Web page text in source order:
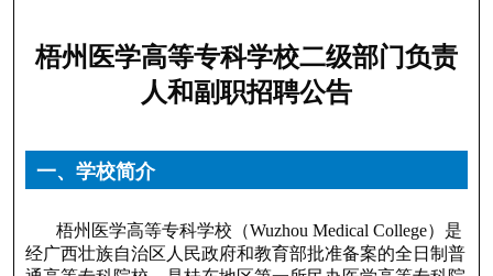
梧州医学高等专科学校二级部门负责
人和副职招聘公告
一、学校简介
梧州医学高等专科学校（Wuzhou Medical College）是
经广西壮族自治区人民政府和教育部批准备案的全日制普